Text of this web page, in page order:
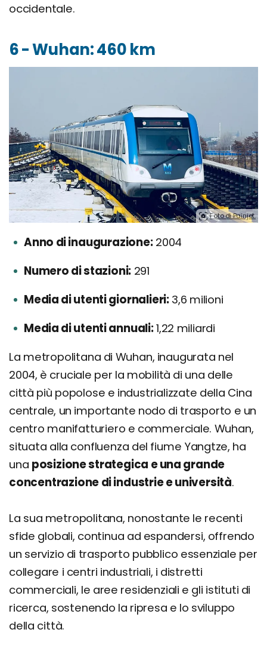
occidentale.
6 - Wuhan: 460 km
Foto di Painjet.
Anno di inaugurazione:2004
Numero di stazioni: 291
Media di utenti giornalieri:3,6 milioni
Media di utenti annuali:1,22 miliardi
La metropolitana di Wuhan, inaugurata nel
2004, è cruciale per la mobilità di una delle
città più popolose e industrializzate della Cina
centrale, un importante nodo di trasporto e un
centro manifatturiero e commerciale. Wuhan,
situata alla confluenza del fiume Yangtze, ha
una posizione strategica e una grande
concentrazione di industrie e università.
La sua metropolitana, nonostante le recenti
sfide globali, continua ad espandersi, offrendo
un servizio di trasporto pubblico essenziale per
collegare i centri industriali, i distretti
commerciali, le aree residenziali e gli istituti di
ricerca, sostenendo la ripresa e lo sviluppo
della città.